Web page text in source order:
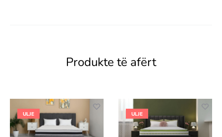
Produkte të afërt
ULJE ULJE